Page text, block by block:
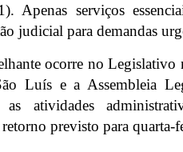
Apenas serviços
judicial para demandas
ocorre no
Luís e a Assembleia
as atividades
previsto para quarta-